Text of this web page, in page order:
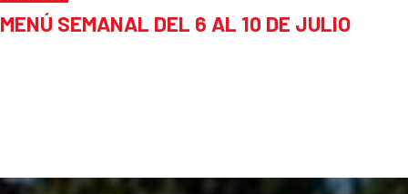
MENÚ SEMANAL DEL 6 AL 10 DE JULIO